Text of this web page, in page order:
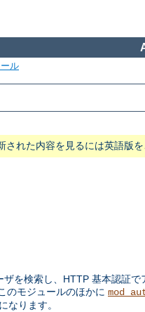
ル
れた内容を見るには英語版を
ザを検索し、HTTP 基本認証
のモジュールのほかに
なります。